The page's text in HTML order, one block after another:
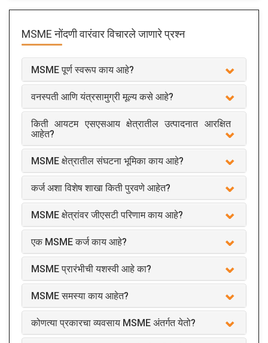
MSME नोंदणीवारंवार विचारले जाणारे प्रश्न
MSME पूर्ण स्वरूप काय आहे?
वनस्पती आणि यंत्रसामुग्री मूल्य कसे आहे?
किती आयटम एसएसआय क्षेत्रातील उत्पादनात आरक्षित
आहेत?
MSME क्षेत्रातील संघटना भूमिका काय आहे?
कर्ज अशा विशेष शाखा किती पुरवणे आहेत?
MSME क्षेत्रांवर जीएसटी परिणाम काय आहे?
एक MSME कर्ज काय आहे?
MSME प्रारंभीची यशस्वी आहे का?
MSME समस्या काय आहेत?
कोणत्या प्रकारचा व्यवसाय MSME अंतर्गत येतो?